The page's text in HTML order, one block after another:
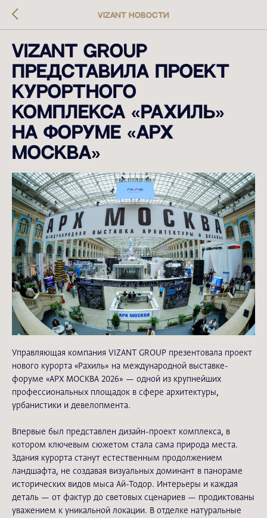
VIZANT новости
VIZANT GROUP
представила проект
курортного
комплекса «Рахиль»
на форуме «АРХ
МОСКВА»
Управляющая компания VIZANT GROUP презентовала проект
нового курорта «Рахиль» на международной выставке-
форуме «АРХ МОСКВА 2026» — одной из крупнейших
профессиональных площадок в сфере архитектуры,
урбанистики и девелопмента.
Впервые был представлен дизайн-проект комплекса, в
котором ключевым сюжетом стала сама природа места.
Здания курорта станут естественным продолжением
ландшафта, не создавая визуальных доминант в панораме
исторических видов мыса Ай-Тодор. Интерьеры и каждая
деталь — от фактур до световых сценариев — продиктованы
уважением к уникальной локации. В отделке натуральные